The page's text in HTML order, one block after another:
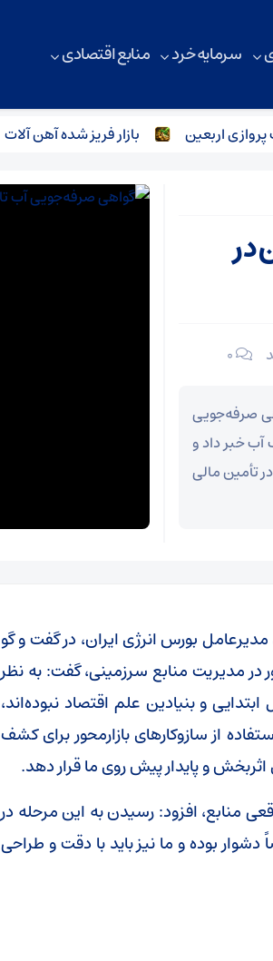
سرمایه خرد منابع اقتصادی
اربعین بازار فریز شده آهن آلات
در
۰
صرفه‌جویی
آب خبر داد و
تأمین مالی
بورس انرژی ایران، در گفت و گو
در مدیریت منابع سرزمینی، گفت: به نظر
و بنیادین علم اقتصاد نبوده‌اند،
از سازوکارهای بازارمحور برای کشف
و پایدار پیش روی ما قرار دهد.
منابع، افزود: رسیدن به این مرحله در
بوده و ما نیز باید با دقت و طراحی